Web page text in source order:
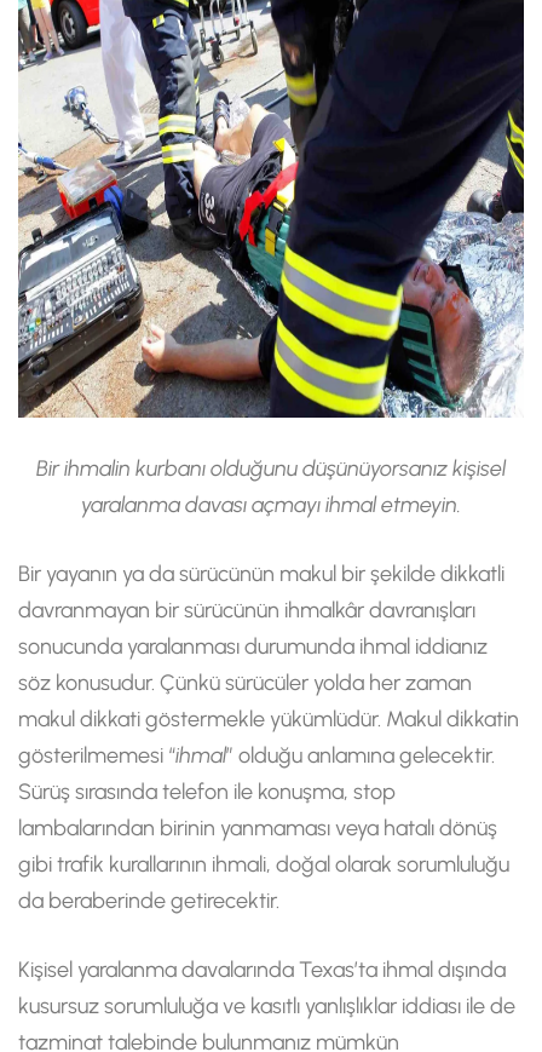
Bir ihmalin kurbanı olduğunu düşünüyorsanız kişisel
yaralanma davası açmayı ihmal etmeyin.
Bir yayanın ya da sürücünün makul bir şekilde dikkatli
davranmayan bir sürücünün ihmalkâr davranışları
sonucunda yaralanması durumunda ihmal iddianız
söz konusudur. Çünkü sürücüler yolda her zaman
makul dikkati göstermekle yükümlüdür. Makul dikkatin
gösterilmemesi “ihmal” olduğu anlamına gelecektir.
Sürüş sırasında telefon ile konuşma, stop
lambalarından birinin yanmaması veya hatalı dönüş
gibi trafik kurallarının ihmali, doğal olarak sorumluluğu
da beraberinde getirecektir.
Kişisel yaralanma davalarında Texas’ta ihmal dışında
kusursuz sorumluluğa ve kasıtlı yanlışlıklar iddiası ile de
tazminat talebinde bulunmanız mümkün